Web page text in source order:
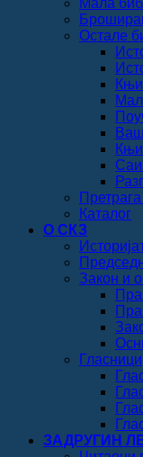
Остале
Каталог
О СКЗ
Закон и
Гласници
ЗАДРУГИН